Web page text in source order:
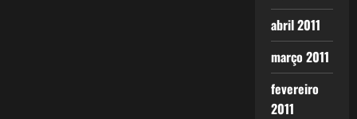
abril 2011
março 2011
fevereiro
2011